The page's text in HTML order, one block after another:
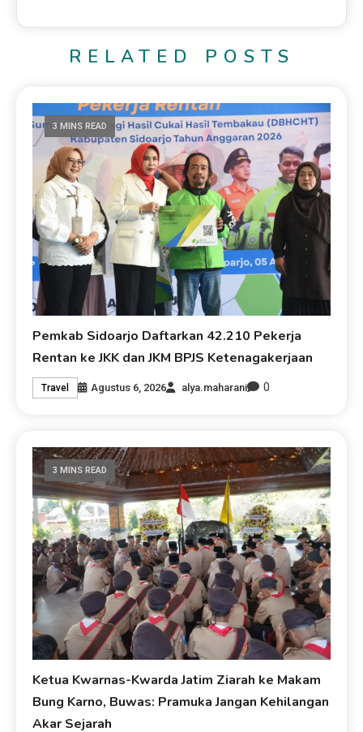
RELATED POSTS
3 MINS READ
Pemkab Sidoarjo Daftarkan 42.210 Pekerja
Rentan ke JKK dan JKM BPJS Ketenagakerjaan
Travel Agustus 6, 2026 alya.maharani 0
3 MINS READ
Ketua Kwarnas-Kwarda Jatim Ziarah ke Makam
Bung Karno, Buwas: Pramuka Jangan Kehilangan
Akar Sejarah